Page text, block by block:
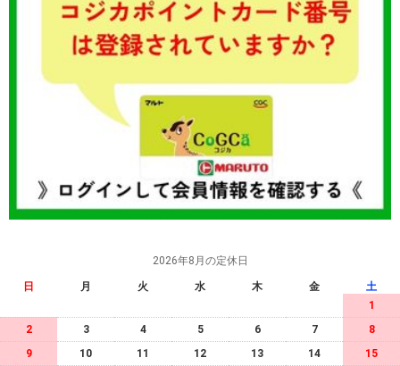
2026年8月の定休日
日 月 火 水 木 金
土
1
2
3 4 5 6 7
8
9
10 11 12 13 14
15